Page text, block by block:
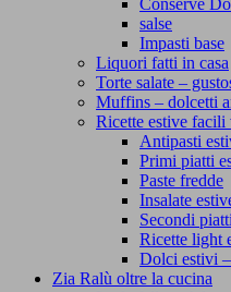
Conserve
salse
Impasti base
Liquori fatti in casa
Torte salate –
Muffins – dolcetti
Ricette estive facili
Antipasti
Primi piatti
Paste fredde
Insalate
Secondi
Ricette light
Dolci estivi
Zia Ralù oltre la cucina